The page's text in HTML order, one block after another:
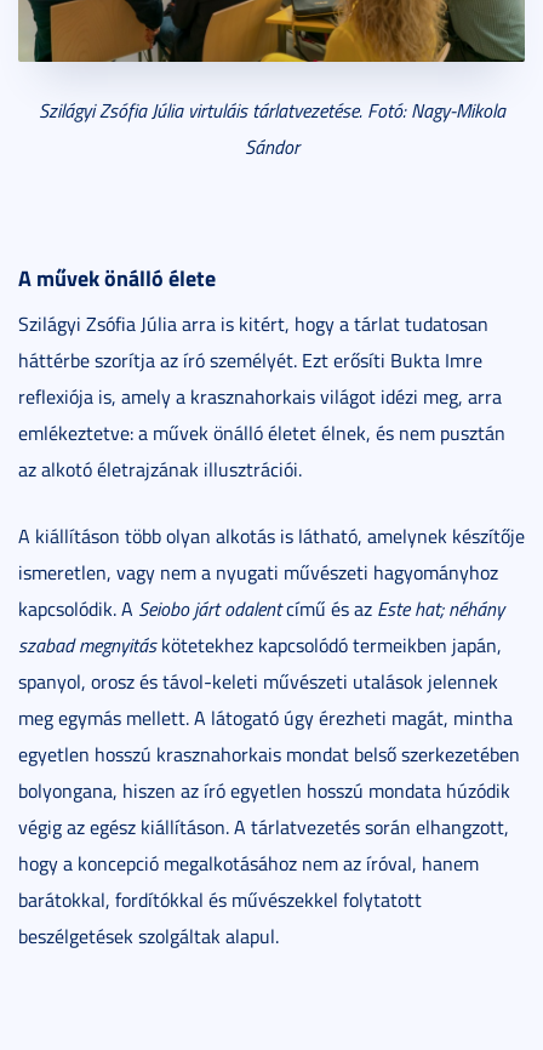
Szilágyi Zsófia Júlia virtuláis tárlatvezetése. Fotó: Nagy-Mikola
Sándor
A művek önálló élete
Szilágyi Zsófia Júlia arra is kitért, hogy a tárlat tudatosan
háttérbe szorítja az író személyét. Ezt erősíti Bukta Imre
reflexiója is, amely a krasznahorkais világot idézi meg, arra
emlékeztetve: a művek önálló életet élnek, és nem pusztán
az alkotó életrajzának illusztrációi.
A kiállításon több olyan alkotás is látható, amelynek készítője
ismeretlen, vagy nem a nyugati művészeti hagyományhoz
kapcsolódik. A Seiobo járt odalentcímű és az Este ​hat; néhány
szabad megnyitáskötetekhez kapcsolódó termeikben japán,
spanyol, orosz és távol-keleti művészeti utalások jelennek
meg egymás mellett. A látogató úgy érezheti magát, mintha
egyetlen hosszú krasznahorkais mondat belső szerkezetében
bolyongana, hiszen az író egyetlen hosszú mondata húzódik
végig az egész kiállításon. A tárlatvezetés során elhangzott,
hogy a koncepció megalkotásához nem az íróval, hanem
barátokkal, fordítókkal és művészekkel folytatott
beszélgetések szolgáltak alapul.